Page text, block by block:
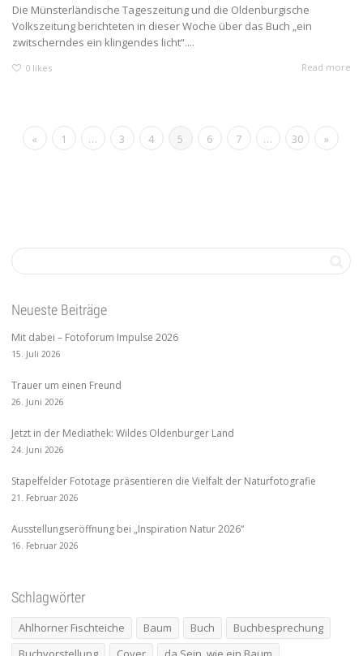
Die Münsterländische Tageszeitung und die Oldenburgische
Volkszeitung berichteten in dieser Woche über das Buch „ein
zwitscherndes ein klingendes licht“....
0 likes Read more
« 1 … 3 4 5 6 7 … 30 »
Neueste Beiträge
Mit dabei – Fotoforum Impulse 2026
15. Juli 2026
Trauer um einen Freund
26. Juni 2026
Jetzt in der Mediathek: Wildes Oldenburger Land
24. Juni 2026
Stapelfelder Fototage präsentieren die Vielfalt der Naturfotografie
21. Februar 2026
Ausstellungseröffnung bei „Inspiration Natur 2026“
16. Februar 2026
Schlagwörter
Ahlhorner Fischteiche Baum Buch
Buchbesprechung